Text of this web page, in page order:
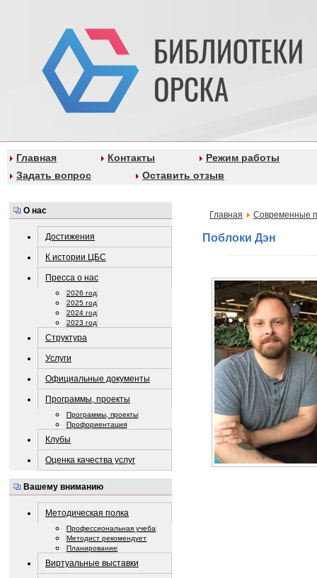
Главная Контакты
Режим работы
Задать вопрос
Оставить отзыв
О нас
Достижения
К истории ЦБС
Пресса о нас
2026 год
2025 год
2024 год
2023 год
Структура
Услуги
Официальные документы
Программы, проекты
Программы, проекты
Профориентация
Клубы
Оценка качества услуг
Вашему вниманию
Методическая полка
Профессиональная учеба
Методист рекомендует
Планирование
Виртуальные выставки
Главная Современные
Поблоки Дэн